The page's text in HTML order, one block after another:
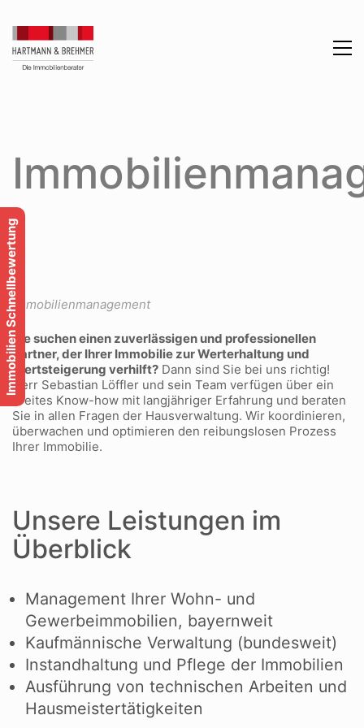
Immobilienmanagement
Sie suchen einen zuverlässigen und professionellen
Partner, der Ihrer Immobilie zur Werterhaltung und
Wertsteigerung verhilft? Dann sind Sie bei uns richtig!
Herr Sebastian Löffler und sein Team verfügen über ein
breites Know-how mit langjähriger Erfahrung und beraten
Sie in allen Fragen der Hausverwaltung. Wir koordinieren,
überwachen und optimieren den reibungslosen Prozess
Ihrer Immobilie.
Unsere Leistungen im
Überblick
Management Ihrer Wohn- und
Gewerbeimmobilien, bayernweit
Kaufmännische Verwaltung (bundesweit)
Instandhaltung und Pflege der Immobilien
Ausführung von technischen Arbeiten und
Hausmeistertätigkeiten
Impressum
Datenschutzerklärung
Cookies
+ hochzufriedene Kunden
+ zertifizierte und bestätigte Experten
+ im Herzen von Augsburg
+ aus der Region, für die Region
Immobilien Schnellbewertung